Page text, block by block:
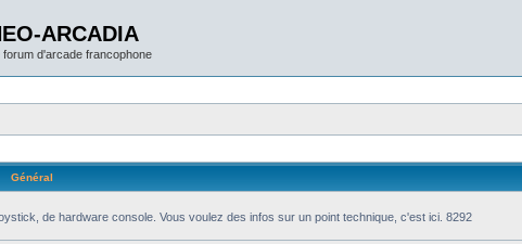
ARCADIA
forum d'arcade francophone
Général
de hardware console. Vous voulez des infos sur un point technique, c'est ici. 8292